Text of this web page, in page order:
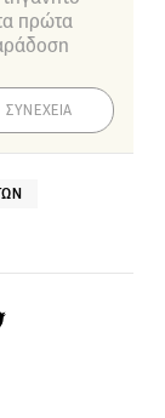
πρώτα
ΣΥΝΕΧΕΙΑ